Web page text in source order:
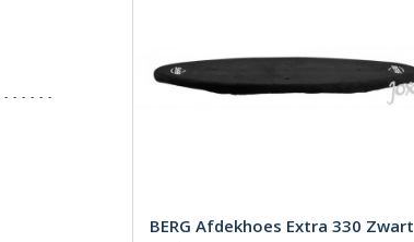
BERG Afdekhoes Extra 330 Zwart